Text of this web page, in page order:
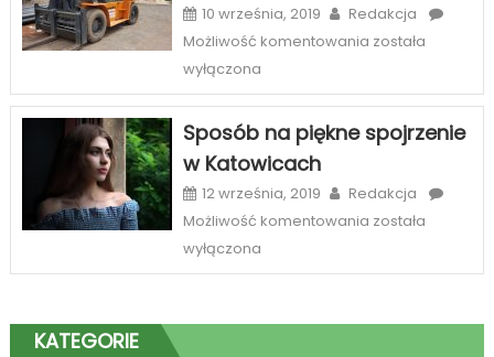
szeroka
oferta
10 września, 2019
Redakcja
Możliwość komentowania Najlepszy
wózków
Zabrze
została
wyłączona
Sposób na piękne spojrzenie
w Katowicach
12 września, 2019
Redakcja
Możliwość komentowania Sposób
piękne
w
została
wyłączona
KATEGORIE